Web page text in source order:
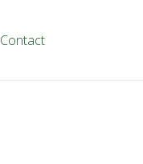
Contact